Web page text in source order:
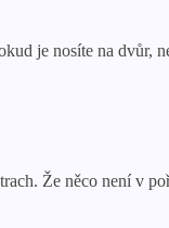
je nosíte na dvůr,
Že něco není v